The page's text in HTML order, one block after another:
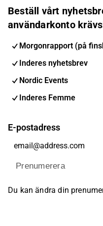
Beställ vårt
användarkonto
Morgonrapport (på
Inderes nyhetsbrev
Nordic Events
Inderes Femme
E-postadress
Prenumerera
Du kan ändra din